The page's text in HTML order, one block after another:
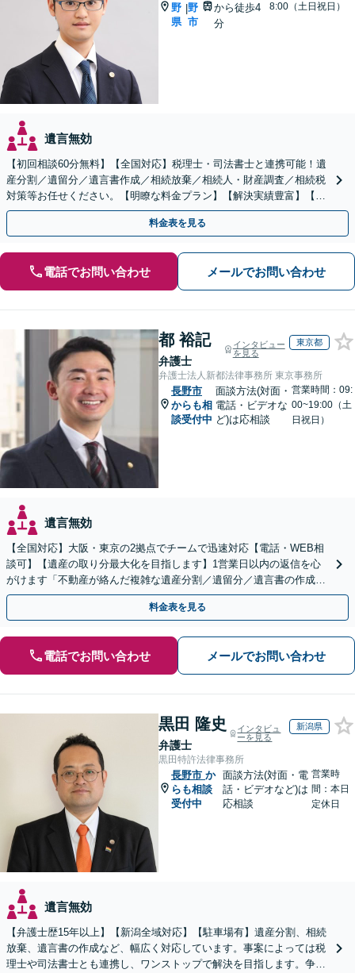
野
県
|野
市
から徒歩4
分
8:00（土日祝日）
遺言無効
【初回相談60分無料】【全国対応】税理士・司法書士と連携可能！遺
産分割／遺留分／遺言書作成／相続放棄／相続人・財産調査／相続税
対策等お任せください。【明瞭な料金プラン】【解決実績豊富】【電
話相談可】
料金表を見る
電話でお問い合わせ メールでお問い合わせ
都 裕記
弁護士
インタビュー
を見る
東京都
弁護士法人新都法律事務所 東京事務所
長野市
からも相
談受付中
面談方法(対面・
電話・ビデオな
ど)は応相談
営業時間：09:
00~19:00（土
日祝日）
遺言無効
【全国対応】大阪・東京の2拠点でチームで迅速対応【電話・WEB相
談可】【遺産の取り分最大化を目指します】1営業日以内の返信を心
がけます「不動産が絡んだ複雑な遺産分割／遺留分／遺言書の作成・
執行／事業承継など、お任せください」【休日相談あり】
料金表を見る
電話でお問い合わせ メールでお問い合わせ
黒田 隆史
弁護士
インタビュ
ーを見る
新潟県
黒田特許法律事務所
長野市 か
らも相談
受付中
面談方法(対面・電
話・ビデオなど)は
応相談
営業時
間：本日
定休日
遺言無効
【弁護士歴15年以上】【新潟全域対応】【駐車場有】遺産分割、相続
放棄、遺言書の作成など、幅広く対応しています。事案によっては税
理士や司法書士とも連携し、ワンストップで解決を目指します。争い